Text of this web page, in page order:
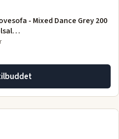
- Mixed Dance Grey 200